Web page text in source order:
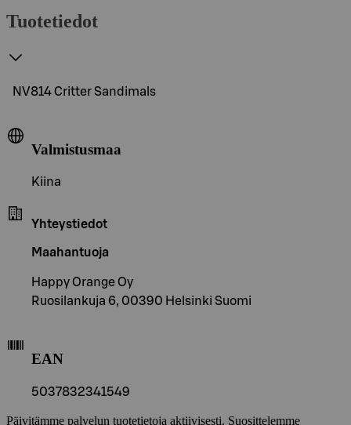
Tuotetiedot
NV814 Critter Sandimals
Valmistusmaa
Kiina
Yhteystiedot
Maahantuoja
Happy Orange Oy
Ruosilankuja 6, 00390 Helsinki Suomi
EAN
5037832341549
Päivitämme palvelun tuotetietoja aktiivisesti. Suosittelemme